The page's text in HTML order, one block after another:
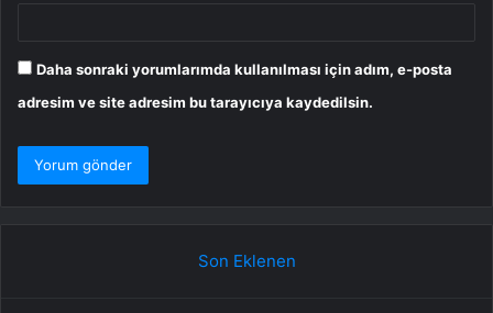
Daha sonraki yorumlarımda kullanılması için adım, e-posta
adresim ve site adresim bu tarayıcıya kaydedilsin.
Son Eklenen